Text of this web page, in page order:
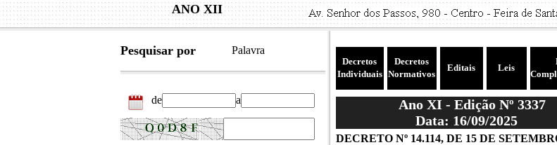
ANO XII
Pesquisar por Palavra
de a
Decretos
Individuais
Decretos
Normativos
Editais Leis
Ano XI - Edição Nº 3337
Data: 16/09/2025
DECRETO Nº 14.114, DE 15 DE